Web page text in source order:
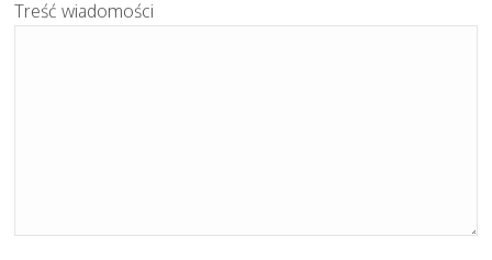
Treść wiadomości